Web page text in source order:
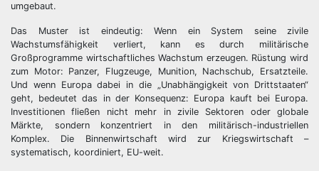
umgebaut.
Das Muster ist eindeutig: Wenn ein System seine zivile
Wachstumsfähigkeit verliert, kann es durch militärische
Großprogramme wirtschaftliches Wachstum erzeugen. Rüstung wird
zum Motor: Panzer, Flugzeuge, Munition, Nachschub, Ersatzteile.
Und wenn Europa dabei in die „Unabhängigkeit von Drittstaaten“
geht, bedeutet das in der Konsequenz: Europa kauft bei Europa.
Investitionen fließen nicht mehr in zivile Sektoren oder globale
Märkte, sondern konzentriert in den militärisch-industriellen
Komplex. Die Binnenwirtschaft wird zur Kriegswirtschaft –
systematisch, koordiniert, EU-weit.